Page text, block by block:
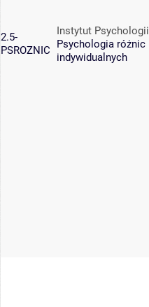
2.5-
PSROZNIC
Instytut Psychologii
Psychologia różnic
indywidualnych